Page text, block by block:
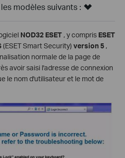
modèles suivants :
NOD32 ESET , y compris ESET
(ESET Smart Security) version 5 ,
normale de la page de
avoir saisi l'adresse de connexion
le nom d'utilisateur et le mot de